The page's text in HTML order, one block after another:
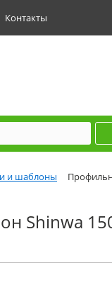
Контакты
и шаблоны
Shinwa